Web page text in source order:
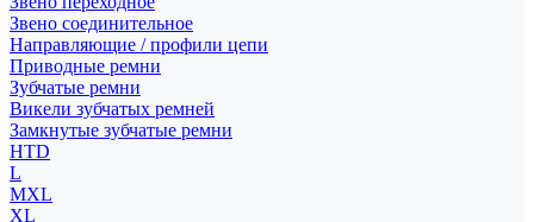
Звено соединительное
Направляющие / профили цепи
Приводные ремни
Зубчатые ремни
Викели зубчатых ремней
Замкнутые зубчатые ремни
HTD
L
MXL
XL